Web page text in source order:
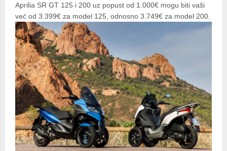
Aprilia SR GT 125 i 200 uz popust od 1.000€ mogu biti vaši
već od 3.399€ za model 125, odnosno 3.749€ za model 200.